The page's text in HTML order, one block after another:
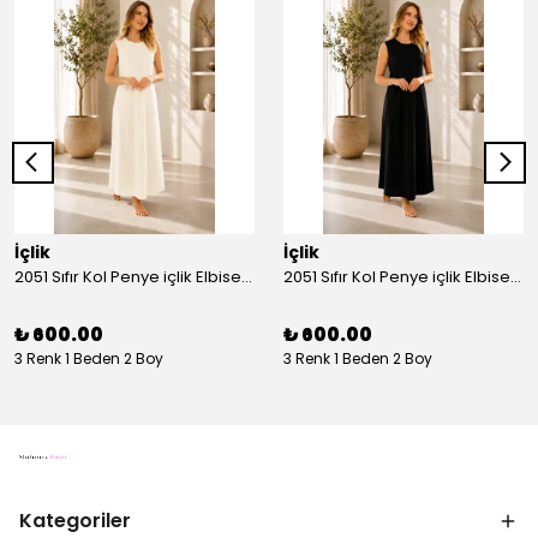
İçlik
2051 Sıfır Kol Penye içlik Elbise - Ekru
₺ 600.00
3 Renk 1 Beden 2 Boy
İçlik
2051 Sıfır Kol Penye içlik Elbise - Siyah
₺ 600.00
3 Renk 1 Beden 2 Boy
Kategoriler